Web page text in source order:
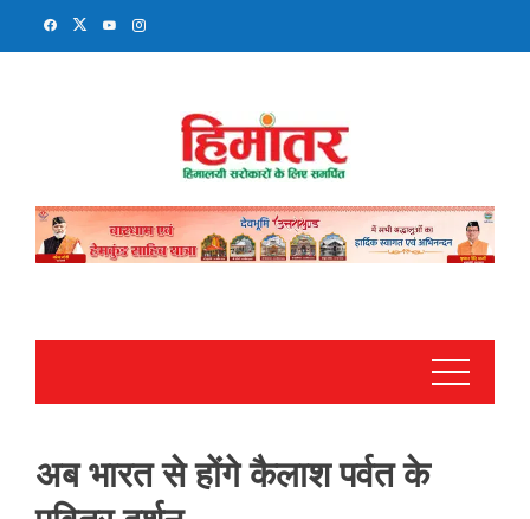
अब भारत से होंगे कैलाश पर्वत के